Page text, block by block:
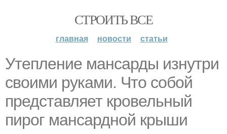
СТРОИТЬ ВСЕ
главная новости статьи
Утепление мансарды изнутри
своими руками. Что собой
представляет кровельный
пирог мансардной крыши